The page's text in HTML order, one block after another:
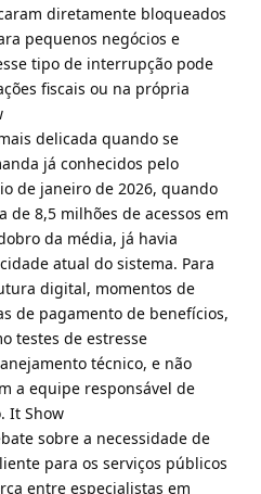
diretamente bloqueados
pequenos negócios e
tipo de interrupção pode
fiscais ou na própria
delicada quando se
já conhecidos pelo
de janeiro de 2026, quando
de 8,5 milhões de acessos em
da média, já havia
atual do sistema. Para
digital, momentos de
de pagamento de benefícios,
testes de estresse
técnico, e não
a equipe responsável de
It Show
sobre a necessidade de
para os serviços públicos
entre especialistas em